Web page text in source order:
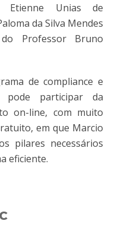
Etienne Unias de
da Silva Mendes
Professor Bruno
de compliance e
pode participar da
on-line, com muito
em que Marcio
pilares necessários
eficiente.